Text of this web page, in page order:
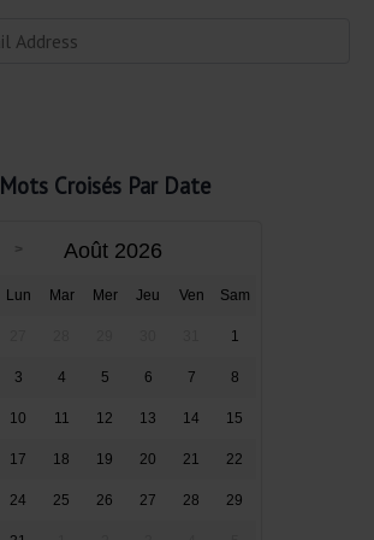
Mots Croisés Par Date
Août 2026
Lun Mar Mer Jeu Ven Sam
1
3 4 5 6 7 8
10 11 12 13 14 15
17 18 19 20 21 22
24 25 26 27 28 29